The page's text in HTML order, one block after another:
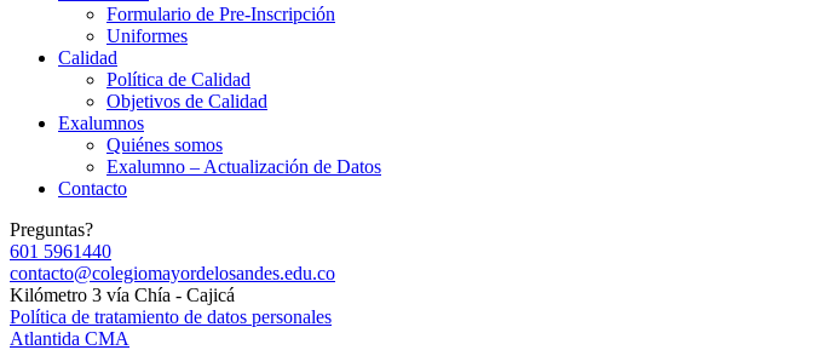
Formulario de Pre-Inscripción
Uniformes
Calidad
Política de Calidad
Objetivos de Calidad
Exalumnos
Quiénes somos
Exalumno – Actualización de Datos
Contacto
Preguntas?
601 5961440
contacto@colegiomayordelosandes.edu.co
Kilómetro 3 vía Chía - Cajicá
Política de tratamiento de datos personales
Atlantida CMA